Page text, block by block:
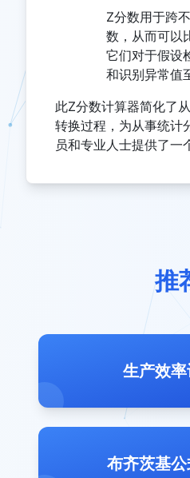
Z分数用于跨
数，从而可以
它们对于假设
和识别异常值
此Z分数计算器简化了
转换过程，为从事统计
员和专业人士提供了一
推
生产效
布齐茨基